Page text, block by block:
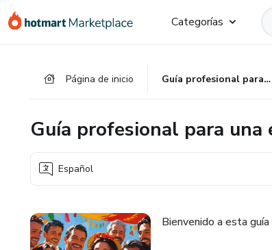
Categorías
Página de inicio Guía profesional para una entrevista de trabajo en español
Guía profesional para
Español
Bienvenido a esta